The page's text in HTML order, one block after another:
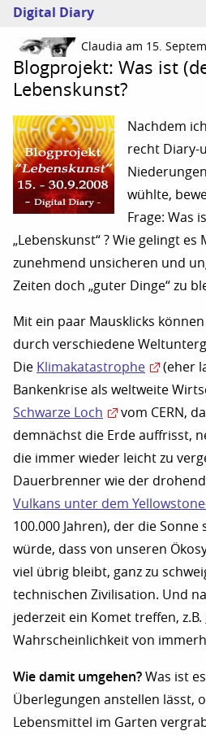
Digital Diary
Claudia am 15.
Blogprojekt: Was ist
Lebenskunst?
Nachdem
recht Diary-
wühlte,
Frage: Was
„Lebenskunst“ ? Wie gelingt es
zunehmend unsicheren und
Zeiten doch „guter Dinge“ zu
Mit ein paar Mausklicks
durch verschiedene
Die Klimakatastrophe
(eher
Bankenkrise als weltweite
Schwarze Loch
vom CERN,
demnächst die Erde auffrisst,
die immer wieder leicht zu
Dauerbrenner wie der
Vulkans unter dem
100.000 Jahren), der die
würde, dass von unseren
viel übrig bleibt, ganz zu
technischen Zivilisation. Und
jederzeit ein Komet treffen, z.B.
Wahrscheinlichkeit von
Wie damit umgehen? Was ist
Überlegungen anstellen lässt,
Lebensmittel im Garten